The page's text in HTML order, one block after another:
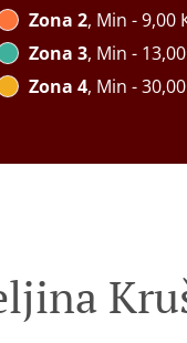
Zona 2, Min -
Zona 3, Min -
Zona 4, Min -